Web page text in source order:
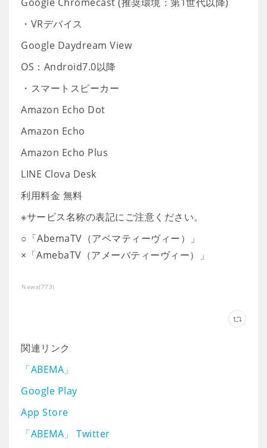
・VRデバイス
Google Daydream View
OS：Android7.0以降
・スマートスピーカー
Amazon Echo Dot
Amazon Echo
Amazon Echo Plus
LINE Clova Desk
利用料金 無料
※サービス名称の表記にご注意ください。
○「AbemaTV（アベマティーヴィー）」
×「AmebaTV（アメーバティーヴィー）」
News(773)
関連リンク
「ABEMA」
Google Play
App Store
「ABEMA」 Twitter